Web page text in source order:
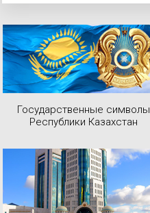
Государственные символы
Республики Казахстан